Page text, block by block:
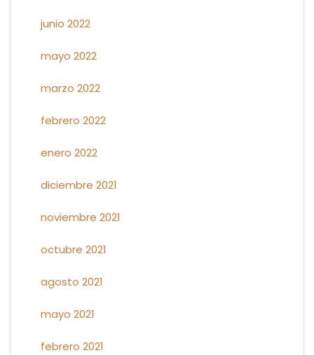
junio 2022
mayo 2022
marzo 2022
febrero 2022
enero 2022
diciembre 2021
noviembre 2021
octubre 2021
agosto 2021
mayo 2021
febrero 2021